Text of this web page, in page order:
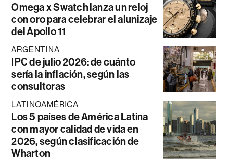
Omega x Swatch lanza un reloj
con oro para celebrar el alunizaje
del Apollo 11
ARGENTINA
IPC de julio 2026: de cuánto
sería la inflación, según las
consultoras
LATINOAMÉRICA
Los 5 países de América Latina
con mayor calidad de vida en
2026, según clasificación de
Wharton